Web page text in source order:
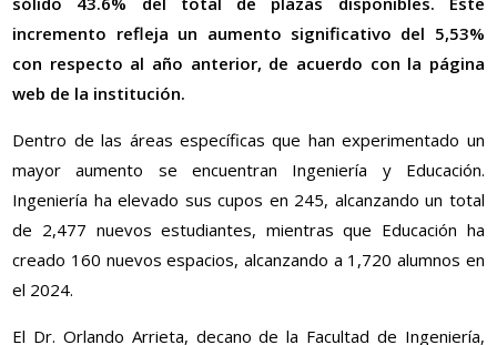
incremento refleja un aumento significativo del 5,53%
con respecto al año anterior, de acuerdo con la página
web de la institución.
Dentro de las áreas específicas que han experimentado un
mayor aumento se encuentran Ingeniería y Educación.
Ingeniería ha elevado sus cupos en 245, alcanzando un total
de 2,477 nuevos estudiantes, mientras que Educación ha
creado 160 nuevos espacios, alcanzando a 1,720 alumnos en
el 2024.
El Dr. Orlando Arrieta, decano de la Facultad de Ingeniería,